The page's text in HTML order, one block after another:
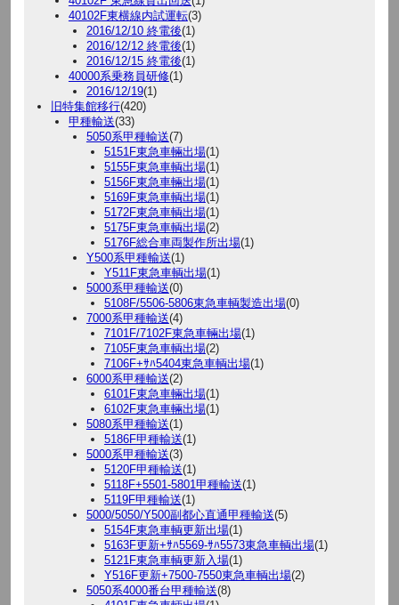
40102F東横線内試運転(3)
2016/12/10 終電後(1)
2016/12/12 終電後(1)
2016/12/15 終電後(1)
40000系乗務員研修(1)
2016/12/19(1)
旧特集館移行(420)
甲種輸送(33)
5050系甲種輸送(7)
5151F東急車輛出場(1)
5155F東急車輌出場(1)
5156F東急車輛出場(1)
5169F東急車輌出場(1)
5172F東急車輌出場(1)
5175F東急車輌出場(2)
5176F総合車両製作所出場(1)
Y500系甲種輸送(1)
Y511F東急車輌出場(1)
5000系甲種輸送(0)
5108F/5506-5806東急車輌製造出場(0)
7000系甲種輸送(4)
7101F/7102F東急車輛出場(1)
7105F東急車輌出場(2)
7106F+ｻﾊ5404東急車輌出場(1)
6000系甲種輸送(2)
6101F東急車輛出場(1)
6102F東急車輛出場(1)
5080系甲種輸送(1)
5186F甲種輸送(1)
5000系甲種輸送(3)
5120F甲種輸送(1)
5118F+5501-5801甲種輸送(1)
5119F甲種輸送(1)
5000/5050/Y500副都心直通甲種輸送(5)
5154F東急車輌更新出場(1)
5163F更新+ｻﾊ5569-ｻﾊ5573東急車輌出場(1)
5121F東急車輌更新入場(1)
Y516F更新+7500-7550東急車輌出場(2)
5050系4000番台甲種輸送(8)